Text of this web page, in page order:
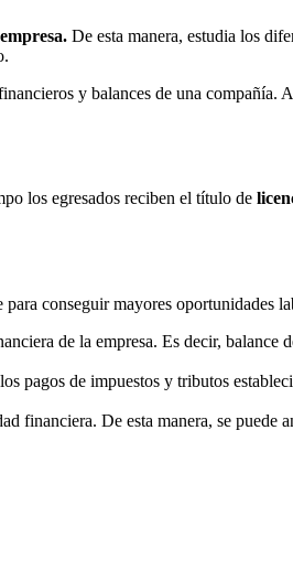
De esta manera, estudia los
y balances de una compañía.
los egresados reciben el título de
conseguir mayores oportunidades
de la empresa. Es decir, balance
pagos de impuestos y tributos
financiera. De esta manera, se